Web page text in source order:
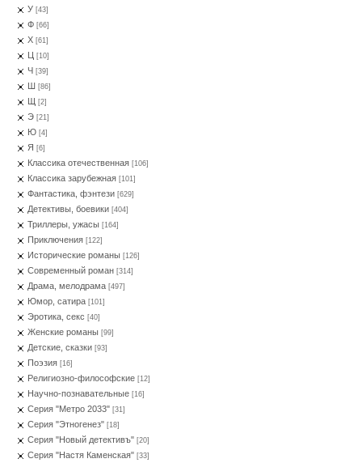
У [43]
Ф [66]
Х [61]
Ц [10]
Ч [39]
Ш [86]
Щ [2]
Э [21]
Ю [4]
Я [6]
Классика отечественная [106]
Классика зарубежная [101]
Фантастика, фэнтези [629]
Детективы, боевики [404]
Триллеры, ужасы [164]
Приключения [122]
Исторические романы [126]
Современный роман [314]
Драма, мелодрама [497]
Юмор, сатира [101]
Эротика, секс [40]
Женские романы [99]
Детские, сказки [93]
Поэзия [16]
Религиозно-философские [12]
Научно-познавательные [16]
Серия "Метро 2033" [31]
Серия "Этногенез" [18]
Серия "Новый детективъ" [20]
Серия "Настя Каменская" [33]